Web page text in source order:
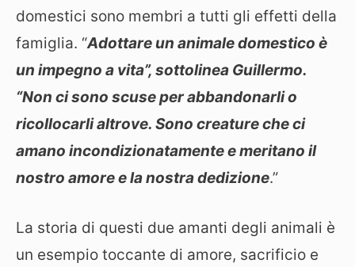
domestici sono membri a tutti gli effetti della
famiglia. “Adottare un animale domestico è
un impegno a vita”, sottolinea Guillermo.
“Non ci sono scuse per abbandonarli o
ricollocarli altrove. Sono creature che ci
amano incondizionatamente e meritano il
nostro amore e la nostra dedizione.”
La storia di questi due amanti degli animali è
un esempio toccante di amore, sacrificio e